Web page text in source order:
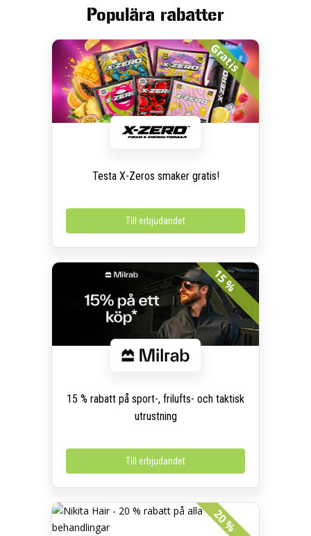
Populära rabatter
Gratis
Testa X-Zeros smaker gratis!
Till erbjudandet
15 %
15 % rabatt på sport-, frilufts- och taktisk
utrustning
Till erbjudandet
20 %